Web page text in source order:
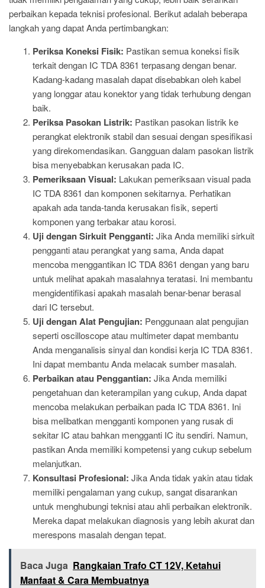
perbaikan kepada teknisi profesional. Berikut adalah beberapa
langkah yang dapat Anda pertimbangkan:
Periksa Koneksi Fisik: Pastikan semua koneksi fisik
terkait dengan IC TDA 8361 terpasang dengan benar.
Kadang-kadang masalah dapat disebabkan oleh kabel
yang longgar atau konektor yang tidak terhubung dengan
baik.
Periksa Pasokan Listrik: Pastikan pasokan listrik ke
perangkat elektronik stabil dan sesuai dengan spesifikasi
yang direkomendasikan. Gangguan dalam pasokan listrik
bisa menyebabkan kerusakan pada IC.
Pemeriksaan Visual: Lakukan pemeriksaan visual pada
IC TDA 8361 dan komponen sekitarnya. Perhatikan
apakah ada tanda-tanda kerusakan fisik, seperti
komponen yang terbakar atau korosi.
Uji dengan Sirkuit Pengganti: Jika Anda memiliki sirkuit
pengganti atau perangkat yang sama, Anda dapat
mencoba menggantikan IC TDA 8361 dengan yang baru
untuk melihat apakah masalahnya teratasi. Ini membantu
mengidentifikasi apakah masalah benar-benar berasal
dari IC tersebut.
Uji dengan Alat Pengujian: Penggunaan alat pengujian
seperti oscilloscope atau multimeter dapat membantu
Anda menganalisis sinyal dan kondisi kerja IC TDA 8361.
Ini dapat membantu Anda melacak sumber masalah.
Perbaikan atau Penggantian: Jika Anda memiliki
pengetahuan dan keterampilan yang cukup, Anda dapat
mencoba melakukan perbaikan pada IC TDA 8361. Ini
bisa melibatkan mengganti komponen yang rusak di
sekitar IC atau bahkan mengganti IC itu sendiri. Namun,
pastikan Anda memiliki kompetensi yang cukup sebelum
melanjutkan.
Konsultasi Profesional: Jika Anda tidak yakin atau tidak
memiliki pengalaman yang cukup, sangat disarankan
untuk menghubungi teknisi atau ahli perbaikan elektronik.
Mereka dapat melakukan diagnosis yang lebih akurat dan
merespons masalah dengan tepat.
Baca Juga Rangkaian Trafo CT 12V, Ketahui
Manfaat & Cara Membuatnya